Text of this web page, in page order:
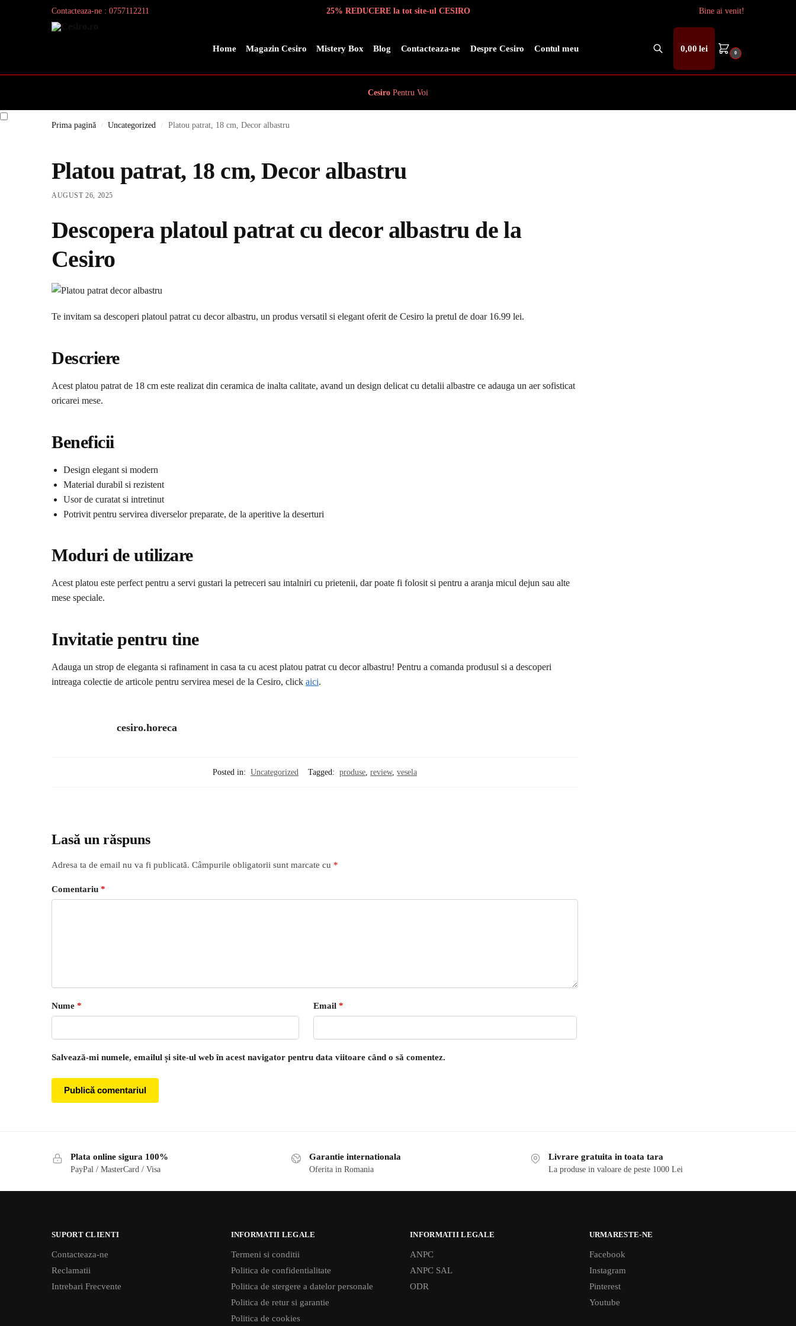
Contacteaza-ne : 0757112211 25% REDUCERE la tot site-ul CESIRO Bine ai venit!
Home Magazin Cesiro Mistery Box Blog Contacteaza-ne Despre Cesiro Contul meu
Search
0,00lei 0
Cesiro Pentru Voi
Prima pagină / Uncategorized / Platou patrat, 18 cm, Decor albastru
Platou patrat, 18 cm, Decor albastru
AUGUST 26, 2025
Descopera platoul patrat cu decor albastru de la
Cesiro
Te invitam sa descoperi platoul patrat cu decor albastru, un produs versatil si elegant oferit de Cesiro la pretul de doar 16.99 lei.
Descriere
Acest platou patrat de 18 cm este realizat din ceramica de inalta calitate, avand un design delicat cu detalii albastre ce adauga un aer sofisticat
oricarei mese.
Beneficii
Design elegant si modern
Material durabil si rezistent
Usor de curatat si intretinut
Potrivit pentru servirea diverselor preparate, de la aperitive la deserturi
Moduri de utilizare
Acest platou este perfect pentru a servi gustari la petreceri sau intalniri cu prietenii, dar poate fi folosit si pentru a aranja micul dejun sau alte
mese speciale.
Invitatie pentru tine
Adauga un strop de eleganta si rafinament in casa ta cu acest platou patrat cu decor albastru! Pentru a comanda produsul si a descoperi
intreaga colectie de articole pentru servirea mesei de la Cesiro, click aici.
cesiro.horeca
Posted in: Uncategorized Tagged: produse ,review,vesela
Lasă un răspuns
Adresa ta de email nu va fi publicată. Câmpurile obligatorii sunt marcate cu *
Comentariu *
Nume * Email *
Salvează-mi numele, emailul și site-ul web în acest navigator pentru data viitoare când o să comentez.
Plata online sigura 100%
PayPal / MasterCard / Visa
Garantie internationala
Oferita in Romania
Livrare gratuita in toata tara
La produse in valoare de peste 1000 Lei
SUPORT CLIENTI
Contacteaza-ne
Reclamatii
Intrebari Frecvente
INFORMATII LEGALE
Termeni si conditii
Politica de confidentialitate
Politica de stergere a datelor personale
Politica de retur si garantie
Politica de cookies
INFORMATII LEGALE
ANPC
ANPC SAL
ODR
URMARESTE-NE
Facebook
Instagram
Pinterest
Youtube